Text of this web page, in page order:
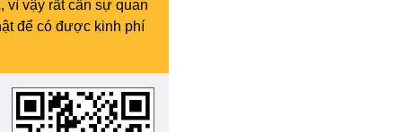
vì vậy rất cần sự quan
để có được kinh phí